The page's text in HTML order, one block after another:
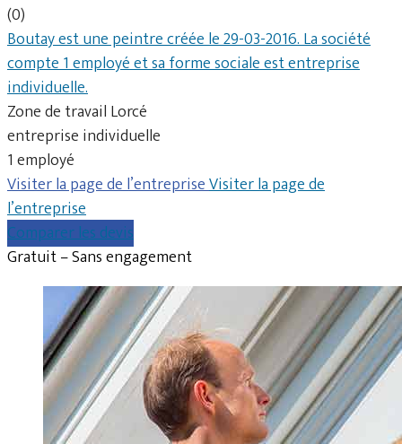
(0)
Boutay est une peintre créée le 29-03-2016. La société
compte 1 employé et sa forme sociale est entreprise
individuelle.
Zone de travail Lorcé
entreprise individuelle
1 employé
Visiter la page de l’entrepriseVisiter la page de
l’entreprise
Comparer les devis
Gratuit – Sans engagement